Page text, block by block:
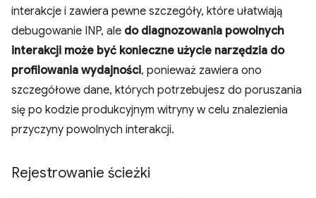
interakcje i zawiera pewne szczegóły, które ułatwiają
debugowanie INP, ale do diagnozowania powolnych
interakcji może być konieczne użycie narzędzia do
profilowania wydajności, ponieważ zawiera ono
szczegółowe dane, których potrzebujesz do poruszania
się po kodzie produkcyjnym witryny w celu znalezienia
przyczyny powolnych interakcji.
Rejestrowanie ścieżki